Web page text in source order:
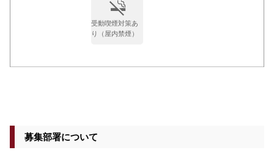
受動喫煙対策あ
り（屋内禁煙）
募集部署について